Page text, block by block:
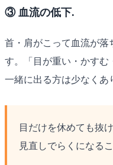
③ 血流の低下.
首・肩がこって血流が落
す。「目が重い・かすむ
一緒に出る方は少なくあ
目だけを休めても抜
見直しでらくになる